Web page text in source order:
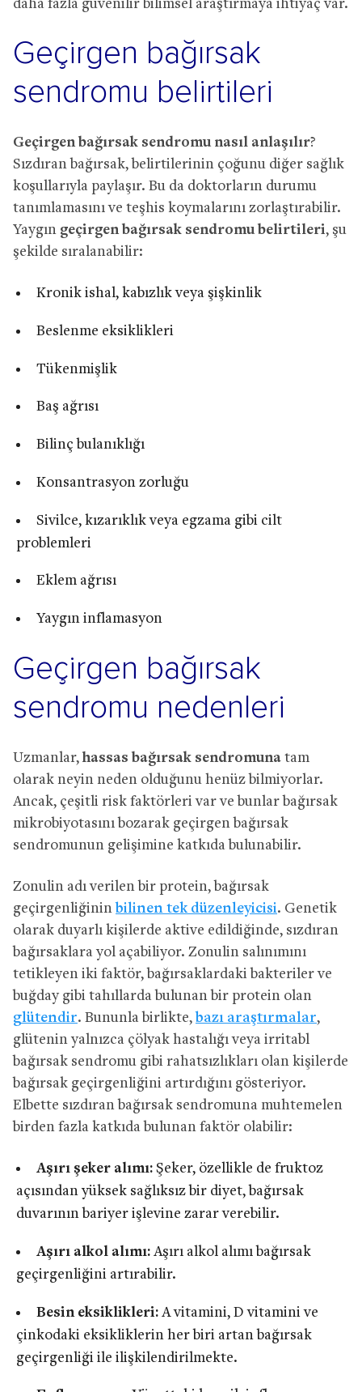
daha fazla güvenilir bilimsel araştırmaya ihtiyaç var.
Geçirgen bağırsak
sendromu belirtileri
Geçirgen bağırsak sendromu nasıl anlaşılır?
Sızdıran bağırsak, belirtilerinin çoğunu diğer sağlık
koşullarıyla paylaşır. Bu da doktorların durumu
tanımlamasını ve teşhis koymalarını zorlaştırabilir.
Yaygın geçirgen bağırsak sendromu belirtileri, şu
şekilde sıralanabilir:
Kronik ishal, kabızlık veya şişkinlik
Beslenme eksiklikleri
Tükenmişlik
Baş ağrısı
Bilinç bulanıklığı
Konsantrasyon zorluğu
Sivilce, kızarıklık veya egzama gibi cilt
problemleri
Eklem ağrısı
Yaygın inflamasyon
Geçirgen bağırsak
sendromu nedenleri
Uzmanlar, hassas bağırsak sendromuna tam
olarak neyin neden olduğunu henüz bilmiyorlar.
Ancak, çeşitli risk faktörleri var ve bunlar bağırsak
mikrobiyotasını bozarak geçirgen bağırsak
sendromunun gelişimine katkıda bulunabilir.
Zonulin adı verilen bir protein, bağırsak
geçirgenliğinin bilinen tek düzenleyicisi. Genetik
olarak duyarlı kişilerde aktive edildiğinde, sızdıran
bağırsaklara yol açabiliyor. Zonulin salınımını
tetikleyen iki faktör, bağırsaklardaki bakteriler ve
buğday gibi tahıllarda bulunan bir protein olan
glütendir. Bununla birlikte, bazı araştırmalar,
glütenin yalnızca çölyak hastalığı veya irritabl
bağırsak sendromu gibi rahatsızlıkları olan kişilerde
bağırsak geçirgenliğini artırdığını gösteriyor.
Elbette sızdıran bağırsak sendromuna muhtemelen
birden fazla katkıda bulunan faktör olabilir:
Aşırı şeker alımı:Şeker, özellikle de fruktoz
açısından yüksek sağlıksız bir diyet, bağırsak
duvarının bariyer işlevine zarar verebilir.
Aşırı alkol alımı:Aşırı alkol alımı bağırsak
geçirgenliğini artırabilir.
Besin eksiklikleri:A vitamini, D vitamini ve
çinkodaki eksikliklerin her biri artan bağırsak
geçirgenliği ile ilişkilendirilmekte.